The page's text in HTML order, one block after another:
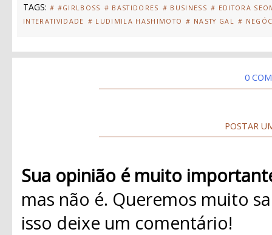
TAGS: # #GIRLBOSS # BASTIDORES # BUSINESS # EDITORA
INTERATIVIDADE # LUDIMILA HASHIMOTO # NASTY GAL #
0
POSTAR
Sua opinião é muito
mas não é. Queremos muito
isso deixe um comentário!